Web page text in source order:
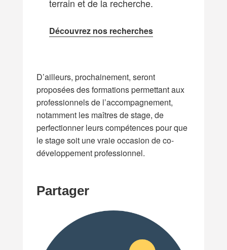
terrain et de la recherche.
Découvrez nos recherches
D’ailleurs, prochainement, seront
proposées des formations permettant aux
professionnels de l’accompagnement,
notamment les maîtres de stage, de
perfectionner leurs compétences pour que
le stage soit une vraie occasion de co-
développement professionnel.
Partager